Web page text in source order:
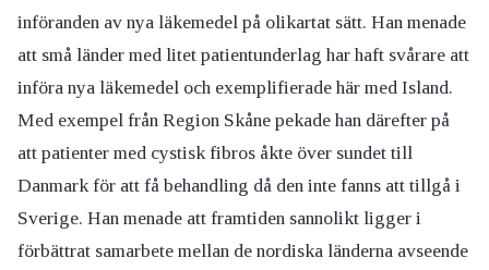
införanden av nya läkemedel på olikartat sätt. Han menade
att små länder med litet patientunderlag har haft svårare att
införa nya läkemedel och exemplifierade här med Island.
Med exempel från Region Skåne pekade han därefter på
att patienter med cystisk fibros åkte över sundet till
Danmark för att få behandling då den inte fanns att tillgå i
Sverige. Han menade att framtiden sannolikt ligger i
förbättrat samarbete mellan de nordiska länderna avseende